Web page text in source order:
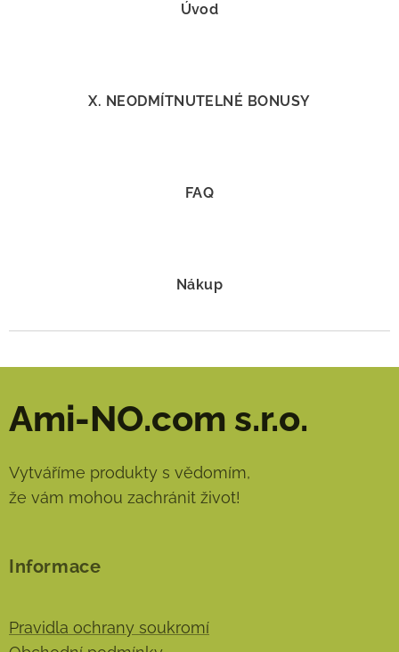
Úvod
X. NEODMÍTNUTELNÉ BONUSY
FAQ
Nákup
Ami-NO.com s.r.o.
Vytváříme produkty s vědomím,
že vám mohou zachránit život!
Informace
Pravidla ochrany soukromí